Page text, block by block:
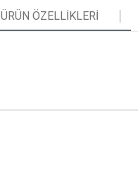
ÜRÜN ÖZELLIKLERI